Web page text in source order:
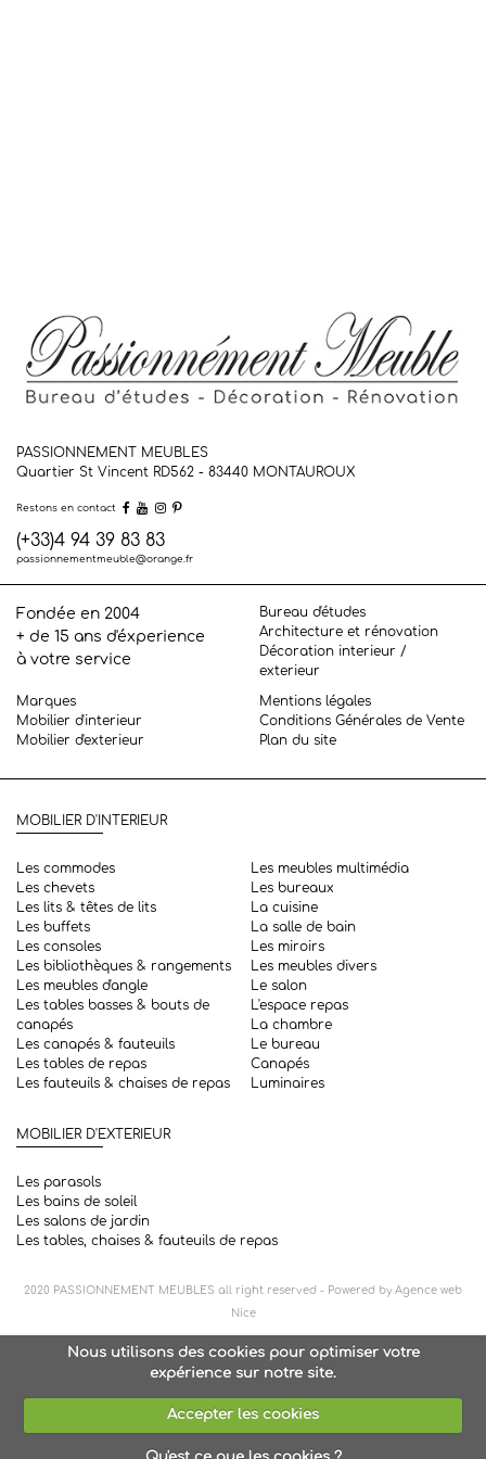
PASSIONNEMENT MEUBLES
Quartier St Vincent RD562 - 83440 MONTAUROUX
Restons en contact
(+33)4 94 39 83 83
passionnementmeuble@orange.fr
Fondée en 2004
+ de 15 ans d'éxperience
à votre service
Bureau d'études
Architecture et rénovation
Décoration interieur /
exterieur
Marques
Mobilier d'interieur
Mobilier d'exterieur
Mentions légales
Conditions Générales de Vente
Plan du site
MOBILIER D'INTERIEUR
Les commodes
Les chevets
Les lits & têtes de lits
Les buffets
Les consoles
Les bibliothèques & rangements
Les meubles d'angle
Les tables basses & bouts de
canapés
Les canapés & fauteuils
Les tables de repas
Les fauteuils & chaises de repas
Les meubles multimédia
Les bureaux
La cuisine
La salle de bain
Les miroirs
Les meubles divers
Le salon
L'espace repas
La chambre
Le bureau
Canapés
Luminaires
MOBILIER D'EXTERIEUR
Les parasols
Les bains de soleil
Les salons de jardin
Les tables, chaises & fauteuils de repas
2020 PASSIONNEMENT MEUBLES all right reserved - Powered byAgence web
Nice
Nous utilisons des cookies pour optimiser votre
expérience sur notre site.
Accepter les cookies